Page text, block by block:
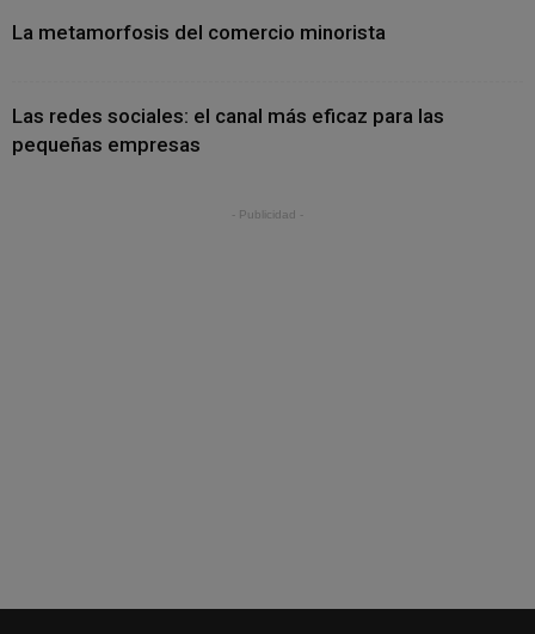
La metamorfosis del comercio minorista
Las redes sociales: el canal más eficaz para las
pequeñas empresas
- Publicidad -